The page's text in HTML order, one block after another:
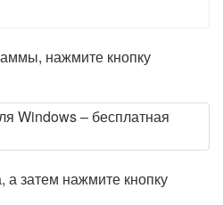
нажмите кнопку
а затем нажмите кнопку